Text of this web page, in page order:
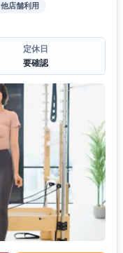
他店舗利用
定休日
要確認